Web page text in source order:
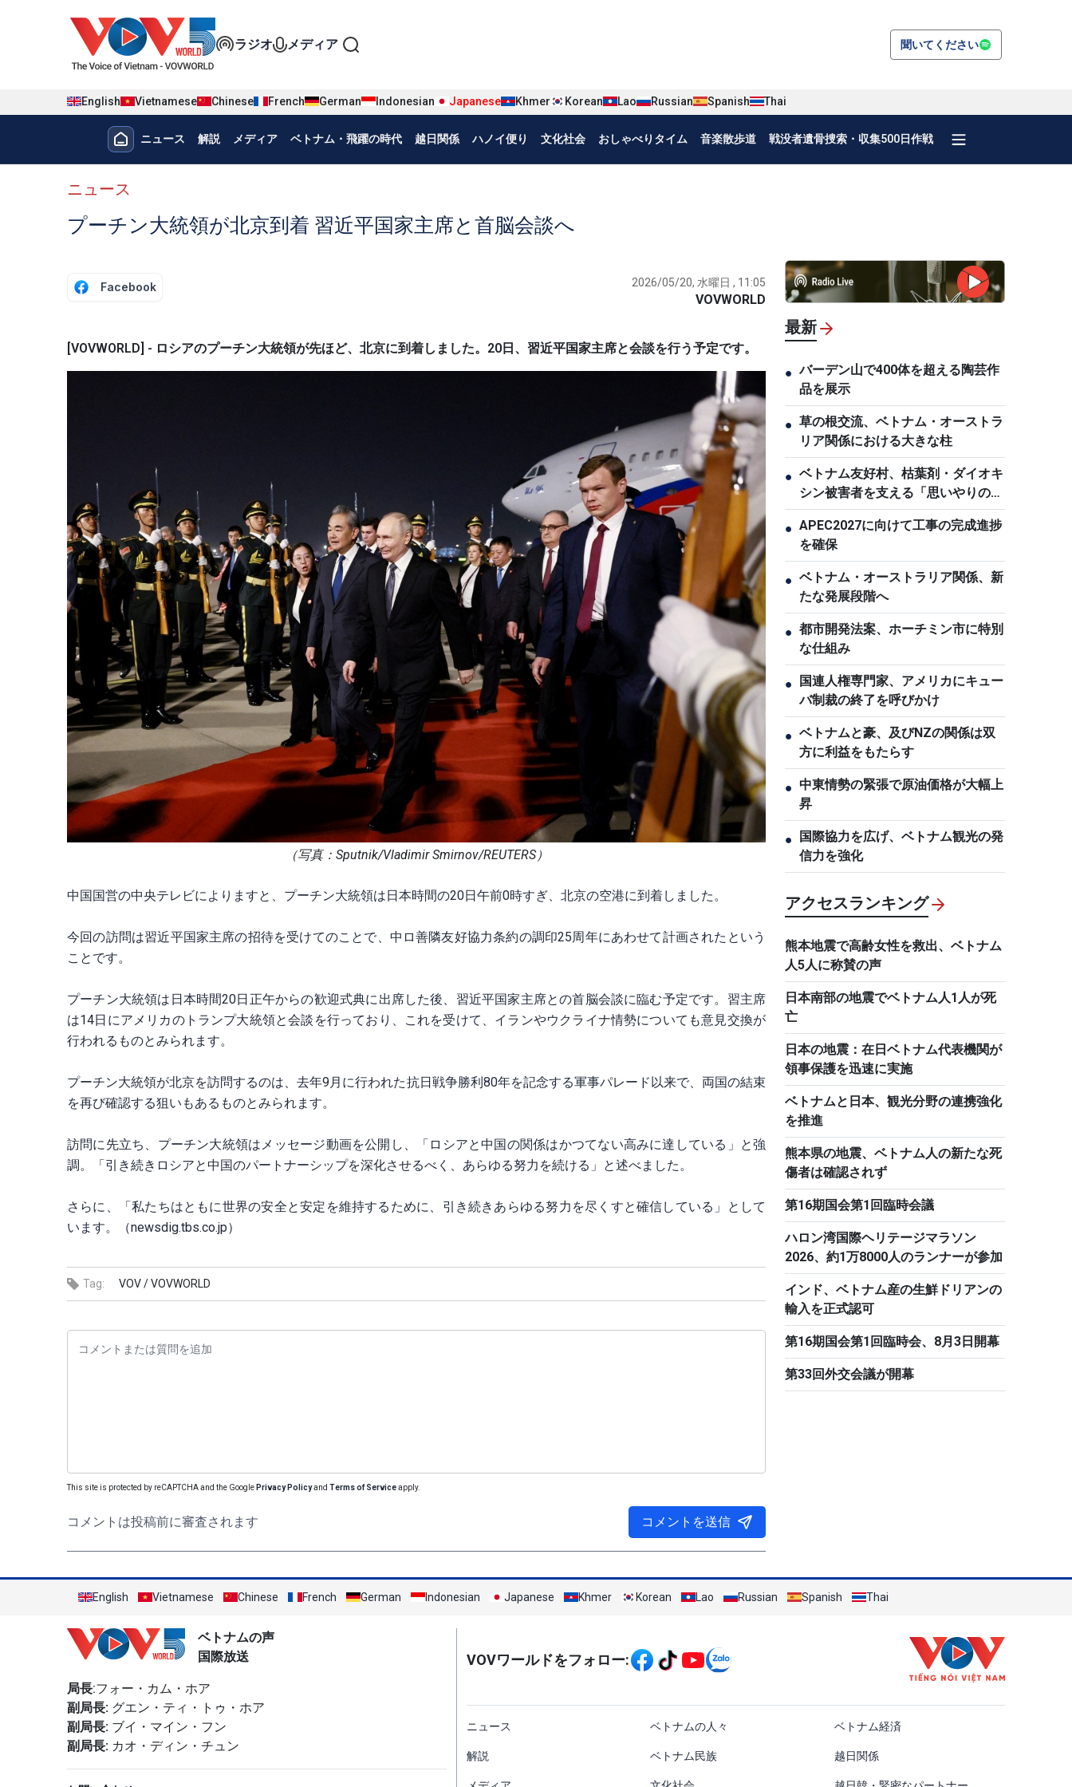
Đa phương tiện tiếng Nhật
ラジオ メディア 聞いてください
English Vietnamese Chinese French German Indonesian Japanese Khmer Korean Lao Russian Spanish Thai
Menu trang chủ tiếng nhật
ニュース 解説 メディア ベトナム・飛躍の時代 越日関係 ハノイ便り 文化社会 おしゃべりタイム 音楽散歩道 戦没者遺骨捜索・収集500日作戦
menu phụ tiếng Nhật
ニュース
プーチン大統領が北京到着 習近平国家主席と首脳会談へ
Facebook 2026/05/20, 水曜日 , 11:05
VOVWORLD
[VOVWORLD] - ロシアのプーチン大統領が先ほど、北京に到着しました。20日、習近平国家主席と会談を行う予定です。
（写真：Sputnik/Vladimir Smirnov/REUTERS）
中国国営の中央テレビによりますと、プーチン大統領は日本時間の20日午前0時すぎ、北京の空港に到着しました。
今回の訪問は習近平国家主席の招待を受けてのことで、中ロ善隣友好協力条約の調印25周年にあわせて計画されたという
ことです。
プーチン大統領は日本時間20日正午からの歓迎式典に出席した後、習近平国家主席との首脳会談に臨む予定です。習主席
は14日にアメリカのトランプ大統領と会談を行っており、これを受けて、イランやウクライナ情勢についても意見交換が
行われるものとみられます。
プーチン大統領が北京を訪問するのは、去年9月に行われた抗日戦争勝利80年を記念する軍事パレード以来で、両国の結束
を再び確認する狙いもあるものとみられます。
訪問に先立ち、プーチン大統領はメッセージ動画を公開し、「ロシアと中国の関係はかつてない高みに達している」と強
調。「引き続きロシアと中国のパートナーシップを深化させるべく、あらゆる努力を続ける」と述べました。
さらに、「私たちはともに世界の安全と安定を維持するために、引き続きあらゆる努力を尽くすと確信している」として
います。（newsdig.tbs.co.jp）
Tag: VOV /VOVWORLD
This site is protected by reCAPTCHA and the Google Privacy Policyand Terms of Serviceapply.
コメントは投稿前に審査されます コメントを送信
最新
● バーデン山で400体を超える陶芸作
品を展示
● 草の根交流、ベトナム・オーストラ
リア関係における大きな柱
● ベトナム友好村、枯葉剤・ダイオキ
シン被害者を支える「思いやりの
家」
● APEC2027に向けて工事の完成進捗
を確保
● ベトナム・オーストラリア関係、新
たな発展段階へ
● 都市開発法案、ホーチミン市に特別
な仕組み
●
国連人権専門家、アメリカにキュー
バ制裁の終了を呼びかけ
● ベトナムと豪、及びNZの関係は双
方に利益をもたらす
● 中東情勢の緊張で原油価格が大幅上
昇
●
国際協力を広げ、ベトナム観光の発
信力を強化
アクセスランキング
熊本地震で高齢女性を救出、ベトナム
人5人に称賛の声
日本南部の地震でベトナム人1人が死
亡
日本の地震：在日ベトナム代表機関が
領事保護を迅速に実施
ベトナムと日本、観光分野の連携強化
を推進
熊本県の地震、ベトナム人の新たな死
傷者は確認されず
第16期国会第1回臨時会議
ハロン湾国際ヘリテージマラソン
2026、約1万8000人のランナーが参加
インド、ベトナム産の生鮮ドリアンの
輸入を正式認可
第16期国会第1回臨時会、8月3日開幕
第33回外交会議が開幕
English Vietnamese Chinese French German Indonesian Japanese Khmer Korean Lao Russian Spanish Thai
ベトナムの声
国際放送
局長:フォー・カム・ホア
副局長: グエン・ティ・トゥ・ホア
副局長: ブイ・マイン・フン
副局長: カオ・ディン・チュン
VOVワールドをフォロー:
menu footer tiếng Nhật
ニュース ベトナムの人々 ベトナム経済
解説 ベトナム民族 越日関係